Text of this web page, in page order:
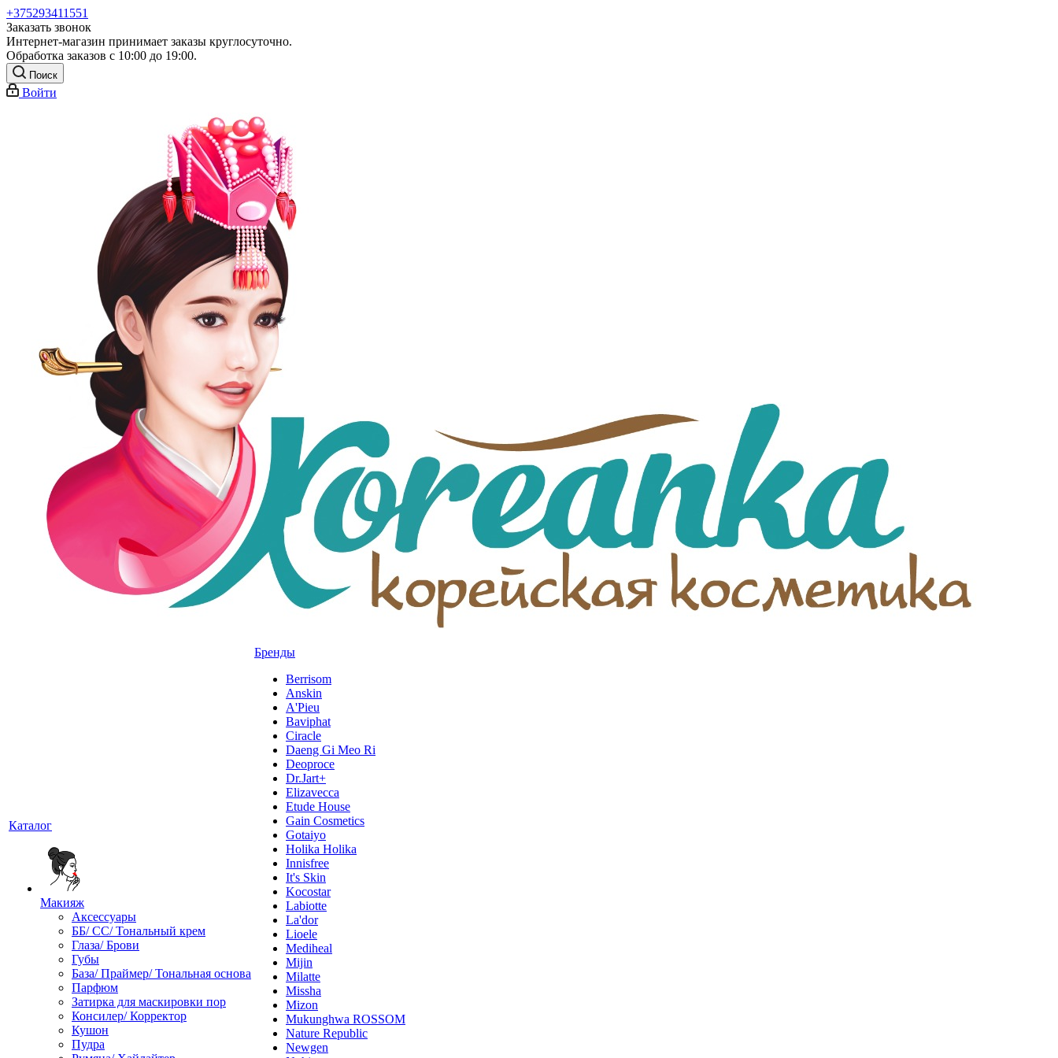
+375293411551
Заказать звонок
Интернет-магазин принимает заказы круглосуточно.
Обработка заказов с 10:00 до 19:00.
Поиск
Войти
Каталог
Макияж
Аксессуары
ББ/ СС/ Тональный крем
Глаза/ Брови
Губы
База/ Праймер/ Тональная основа
Парфюм
Затирка для маскировки пор
Консилер/ Корректор
Кушон
Пудра
Бренды
Berrisom
Anskin
A'Pieu
Baviphat
Ciracle
Daeng Gi Meo Ri
Deoproce
Dr.Jart+
Elizavecca
Etude House
Gain Cosmetics
Gotaiyo
Holika Holika
Innisfree
It's Skin
Kocostar
Labiotte
La'dor
Lioele
Mediheal
Mijin
Milatte
Missha
Mizon
Mukunghwa ROSSOM
Nature Republic
Newgen